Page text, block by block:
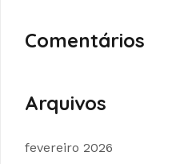
Comentários
Arquivos
fevereiro 2026